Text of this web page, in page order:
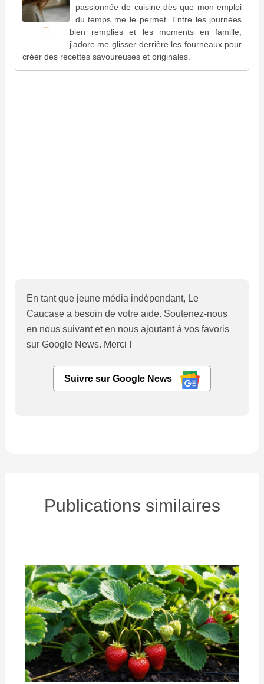
passionnée de cuisine dès que mon emploi
du temps me le permet. Entre les journées
bien remplies et les moments en famille,
j'adore me glisser derrière les fourneaux pour
créer des recettes savoureuses et originales.
En tant que jeune média indépendant, Le
Caucase a besoin de votre aide. Soutenez-nous
en nous suivant et en nous ajoutant à vos favoris
sur Google News. Merci !
Suivre sur Google News
Publications similaires